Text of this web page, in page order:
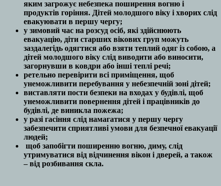
яким загрожує небезпека поширення вогню і
продуктів горіння. Дітей молодшого віку і хворих слід
евакуювати в першу чергу;
у зимовий час на розсуд осіб, які здійснюють
евакуацію, діти старших вікових груп можуть
заздалегідь одягтися або взяти теплий одяг із собою, а
дітей молодшого віку слід виводити або виносити,
загорнувши в ковдри або інші теплі речі;
ретельно перевірити всі приміщення, щоб
унеможливити перебування у небезпечній зоні дітей;
виставляти пости безпеки на входах у будівлі, щоб
унеможливити повернення дітей і працівників до
будівлі, де виникла пожежа;
у разі гасіння слід намагатися у першу чергу
забезпечити сприятливі умови для безпечної евакуації
людей;
щоб запобігти поширенню вогню, диму, слід
утримуватися від відчинення вікон і дверей, а також
– від розбивання скла.